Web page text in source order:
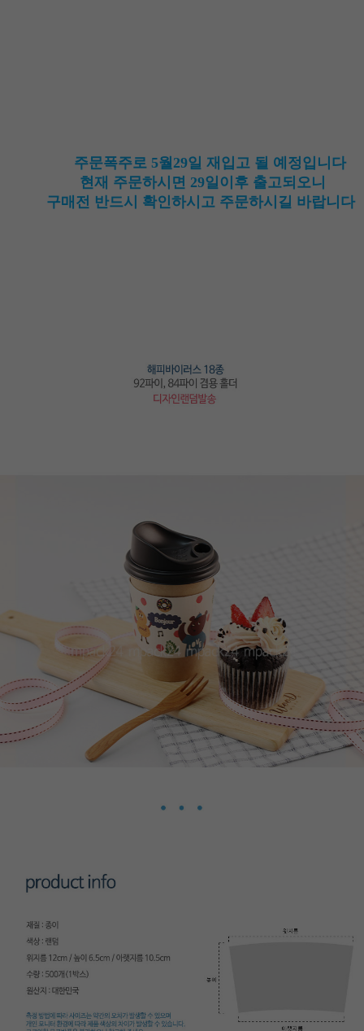
주문폭주로 5월29일 재입고 될 예정입니다
현재 주문하시면 29일이후 출고되오니
구매전 반드시 확인하시고 주문하시길 바랍니다